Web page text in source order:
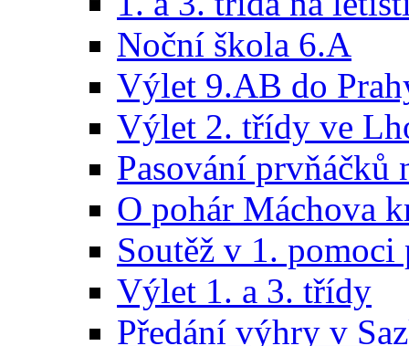
Noční škola 6.A
Výlet 9.AB do
Výlet 2. třídy ve
Pasování prvňáčků
O pohár Máchova
Soutěž v 1. pomoci
Výlet 1. a 3. třídy
Předání výhry v